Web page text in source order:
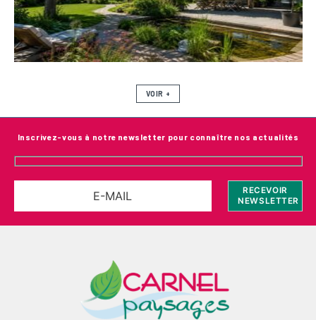
VOIR +
Inscrivez-vous à notre newsletter pour connaître nos actualités